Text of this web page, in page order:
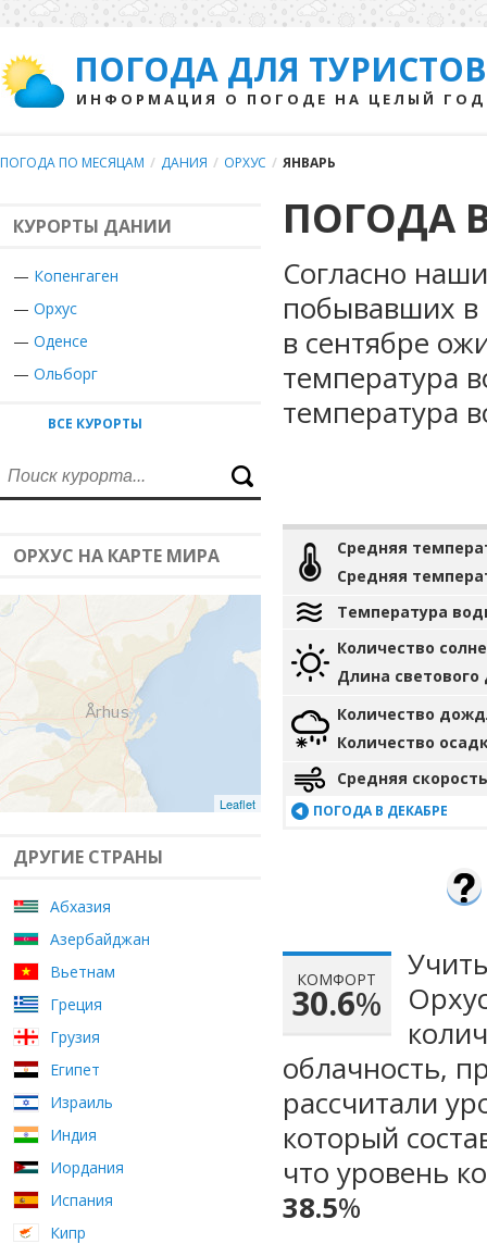
ПОГОДА ДЛЯ ТУРИСТОВ
ИНФОРМАЦИЯ О ПОГОДЕ НА ЦЕЛЫЙ ГОД
ПОГОДА ПО МЕСЯЦАМ / ДАНИЯ / ОРХУС / ЯНВАРЬ
КУРОРТЫ ДАНИИ
— Копенгаген
— Орхус
— Оденсе
— Ольборг
ВСЕ КУРОРТЫ
ОРХУС НА КАРТЕ МИРА
Leaflet
ДРУГИЕ СТРАНЫ
Абхазия
Азербайджан
Вьетнам
Греция
Грузия
Египет
Израиль
Индия
Иордания
Испания
Кипр
ПОГОДА
Согласно
побывавших в
в сентябре
температура
температура
Средняя
Средняя
Температура
Количество
Длина светового
Количество
Количество
Средняя
ПОГОДА В ДЕКАБРЕ
КОМФОРТ
30.6%
облачность,
рассчитали
который
что уровень
38.5%